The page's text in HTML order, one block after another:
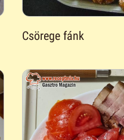
Csörege fánk